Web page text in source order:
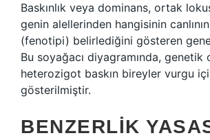
Baskınlık veya dominans, ortak
genin alellerinden hangisinin
(fenotipi) belirlediğini gösteren
Bu soyağacı diyagramında, genetik
heterozigot baskın bireyler vurgu
gösterilmiştir.
BENZERLIK